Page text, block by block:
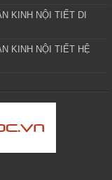
KINH NỘI TIẾT DI
KINH NỘI TIẾT HỆ